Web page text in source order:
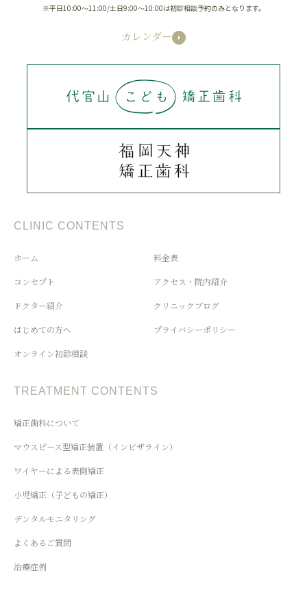
※平日10:00～11:00/土日9:00～10:00は初診相談予約のみとなります。
カレンダー
CLINIC CONTENTS
ホーム
コンセプト
ドクター紹介
はじめての方へ
オンライン初診相談
料金表
アクセス・院内紹介
クリニックブログ
プライバシーポリシー
TREATMENT CONTENTS
矯正歯科について
マウスピース型矯正装置（インビザライン）
ワイヤーによる表側矯正
小児矯正（子どもの矯正）
デンタルモニタリング
よくあるご質問
治療症例